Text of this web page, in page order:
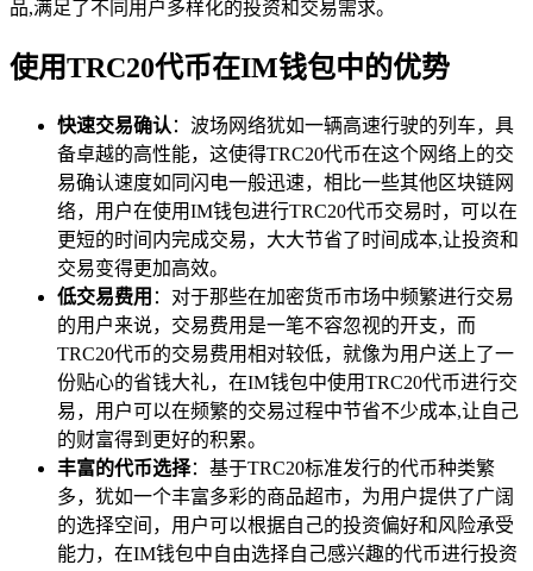
品,满足了不同用户多样化的投资和交易需求。
使用TRC20代币在IM钱包中的优势
快速交易确认 ：波场网络犹如一辆高速行驶的列车，具
备卓越的高性能，这使得TRC20代币在这个网络上的交
易确认速度如同闪电一般迅速，相比一些其他区块链网
络，用户在使用IM钱包进行TRC20代币交易时，可以在
更短的时间内完成交易，大大节省了时间成本,让投资和
交易变得更加高效。
低交易费用 ：对于那些在加密货币市场中频繁进行交易
的用户来说，交易费用是一笔不容忽视的开支，而
TRC20代币的交易费用相对较低，就像为用户送上了一
份贴心的省钱大礼，在IM钱包中使用TRC20代币进行交
易，用户可以在频繁的交易过程中节省不少成本,让自己
的财富得到更好的积累。
丰富的代币选择：基于TRC20标准发行的代币种类繁
多，犹如一个丰富多彩的商品超市，为用户提供了广阔
的选择空间，用户可以根据自己的投资偏好和风险承受
能力，在IM钱包中自由选择自己感兴趣的代币进行投资